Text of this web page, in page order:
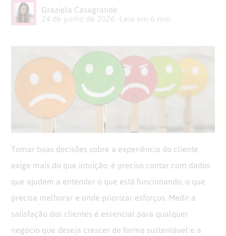
Graziela Casagrande
24 de junho de 2026 -Leia em 6 min
Tomar boas decisões sobre a experiência do cliente
exige mais do que intuição, é preciso contar com dados
que ajudem a entender o que está funcionando, o que
precisa melhorar e onde priorizar esforços. Medir a
satisfação dos clientes é essencial para qualquer
negócio que deseja crescer de forma sustentável e a
Customer
Opinion
Recentes
SOLUÇÕES
Customizadas
Plataforma
Pesquisa
Plataforma